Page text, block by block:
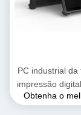
PC industrial da
impressão
de 8inch
Obtenha o